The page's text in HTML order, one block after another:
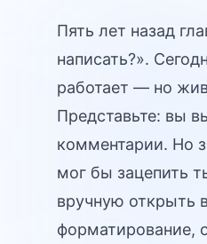
Пять лет назад
написать?».
работает — но
Представьте: вы
комментарии. Но
мог бы зацепить
вручную открыть
форматирование,